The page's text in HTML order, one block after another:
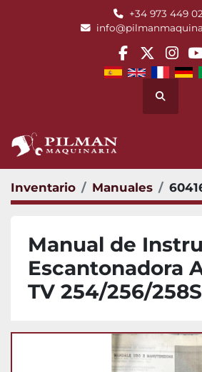
+34 973 449
facebook
twitter
Buscar
Inventario Manuales
Manual de
Escantonadora
TV 254/256/258S